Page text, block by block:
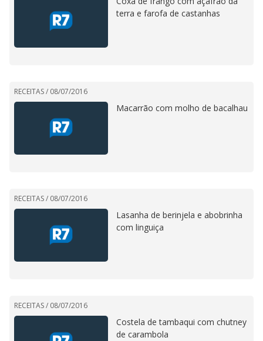
terra e farofa de castanhas
RECEITAS / 08/07/2016
Macarrão com molho de bacalhau
RECEITAS / 08/07/2016
Lasanha de berinjela e abobrinha
com linguiça
RECEITAS / 08/07/2016
Costela de tambaqui com chutney
de carambola